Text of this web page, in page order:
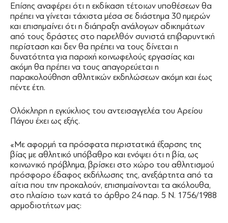
Επίσης αναφέρει ότι η εκδίκαση τέτοιων υποθέσεων θα
πρέπει να γίνεται τάχιστα μέσα σε διάστημα 30 ημερών
και επισημαίνει ότι η διάπραξη ανάλογων αδικημάτων
από τους δράστες στο παρελθόν συνιστά επιβαρυντική
περίσταση και δεν θα πρέπει να τους δίνεται η
δυνατότητα για παροχή κοινωφελούς εργασίας και
ακόμη θα πρέπει να τους απαγορεύεται η
παρακολούθηση αθλητικών εκδηλώσεων ακόμη και έως
πέντε έτη.
Ολόκληρη η εγκύκλιος του αντεισαγγελέα του Αρείου
Πάγου έχει ως εξής.
«Με αφορμή τα πρόσφατα περιστατικά έξαρσης της
βίας με αθλητικό υπόβαθρο και ενόψει ότι η βία, ως
κοινωνικό πρόβλημα, βρίσκει στο χώρο του αθλητισμού
πρόσφορο έδαφος εκδήλωσης της, ανεξάρτητα από τα
αίτια που την προκαλούν, επισημαίνονται τα ακόλουθα,
στο πλαίσιο των κατά το άρθρο 24 παρ. 5 Ν. 1756/1988
αρμοδιοτήτων μας: